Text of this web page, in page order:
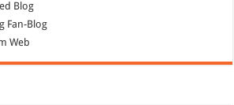
Blog
Fan-Blog
Web